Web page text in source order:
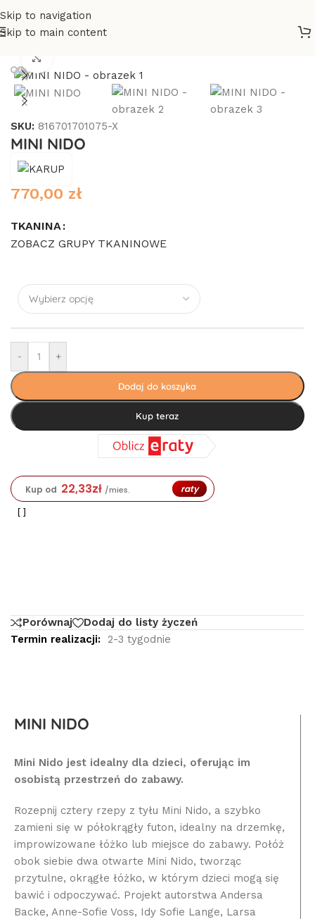
Skip to navigation
Skip to main content
SKU: 816701701075-X
MINI NIDO
770,00 zł
TKANINA
ZOBACZ GRUPY TKANINOWE
- +
Dodaj do koszyka
Kup teraz
Kup od 22,33zł /mies. raty
Porównaj
Dodaj do listy życzeń
Termin realizacji:
2-3 tygodnie
MINI NIDO
Mini Nido jest idealny dla dzieci, oferując im
osobistą przestrzeń do zabawy.
Rozepnij cztery rzepy z tyłu Mini Nido, a szybko
zamieni się w półokrągły futon, idealny na drzemkę,
improwizowane łóżko lub miejsce do zabawy. Połóż
obok siebie dwa otwarte Mini Nido, tworząc
przytulne, okrągłe łóżko, w którym dzieci mogą się
bawić i odpoczywać. Projekt autorstwa Andersa
Backe, Anne-Sofie Voss, Idy Sofie Lange, Larsa